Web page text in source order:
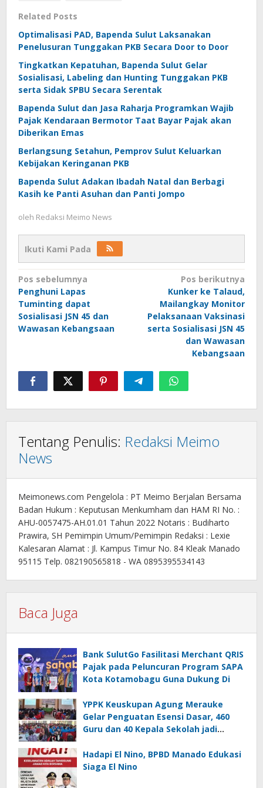
Related Posts
Optimalisasi PAD, Bapenda Sulut Laksanakan
Penelusuran Tunggakan PKB Secara Door to Door
Tingkatkan Kepatuhan, Bapenda Sulut Gelar
Sosialisasi, Labeling dan Hunting Tunggakan PKB
serta Sidak SPBU Secara Serentak
Bapenda Sulut dan Jasa Raharja Programkan Wajib
Pajak Kendaraan Bermotor Taat Bayar Pajak akan
Diberikan Emas
Berlangsung Setahun, Pemprov Sulut Keluarkan
Kebijakan Keringanan PKB
Bapenda Sulut Adakan Ibadah Natal dan Berbagi
Kasih ke Panti Asuhan dan Panti Jompo
oleh Redaksi Meimo News
Ikuti Kami Pada
Navigasi
pos
Pos sebelumnya
Penghuni Lapas
Tuminting dapat
Sosialisasi JSN 45 dan
Wawasan Kebangsaan
Pos berikutnya
Kunker ke Talaud,
Mailangkay Monitor
Pelaksanaan Vaksinasi
serta Sosialisasi JSN 45
dan Wawasan
Kebangsaan
Tentang Penulis: Redaksi Meimo
News
Meimonews.com Pengelola : PT Meimo Berjalan Bersama
Badan Hukum : Keputusan Menkumham dan HAM RI No. :
AHU-0057475-AH.01.01 Tahun 2022 Notaris : Budiharto
Prawira, SH Pemimpin Umum/Pemimpin Redaksi : Lexie
Kalesaran Alamat : Jl. Kampus Timur No. 84 Kleak Manado
95115 Telp. 082190565818 - WA 0895395534143
Baca Juga
Bank SulutGo Fasilitasi Merchant QRIS
Pajak pada Peluncuran Program SAPA
Kota Kotamobagu Guna Dukung Di
YPPK Keuskupan Agung Merauke
Gelar Penguatan Esensi Dasar, 460
Guru dan 40 Kepala Sekolah jadi
Hadapi El Nino, BPBD Manado Edukasi
Siaga El Nino